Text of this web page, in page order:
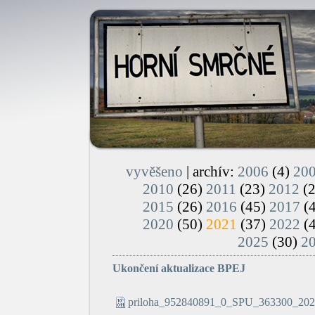
vyvěšeno | archív: 2006 (4)
2010 (26) 2011 (23) 2012
2015 (26) 2016 (45) 2017
2020 (50) 2021 (37) 2022
2025 (30)
Ukončení aktualizace BPEJ